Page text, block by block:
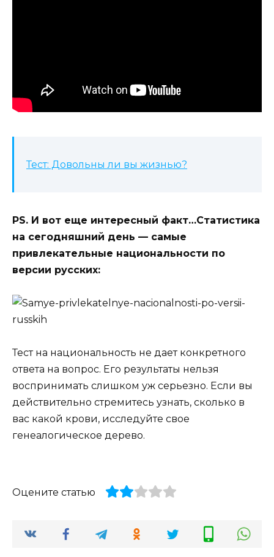
Тест: Довольны ли вы жизнью?
PS. И вот еще интересный факт…Статистика
на сегодняшний день — самые
привлекательные национальности по
версии русских:
Тест на национальность не дает конкретного
ответа на вопрос. Его результаты нельзя
воспринимать слишком уж серьезно. Если вы
действительно стремитесь узнать, сколько в
вас какой крови, исследуйте свое
генеалогическое дерево.
Оцените статью